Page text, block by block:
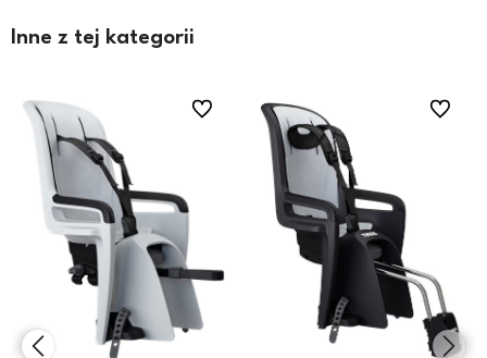
Inne z tej kategorii
Do ulubionych Do